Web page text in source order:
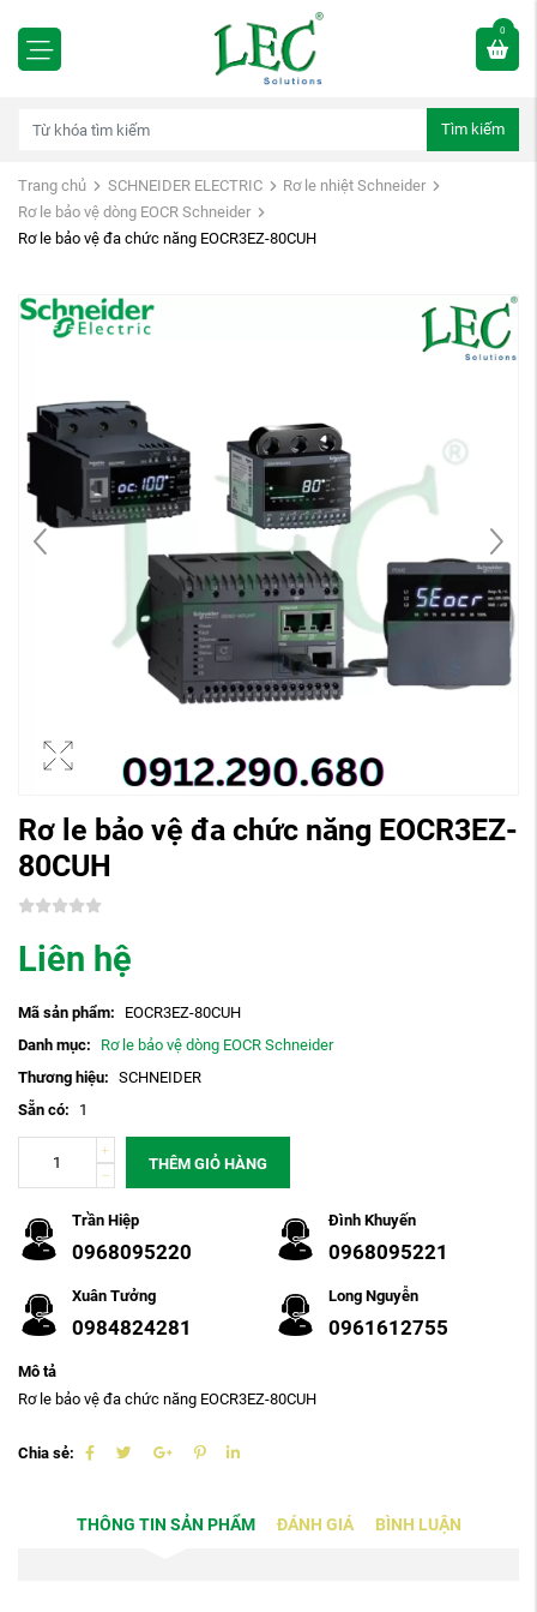
0
Tìm kiếm
Trang chủ SCHNEIDER ELECTRIC
Rơ le nhiệt Schneider
Rơ le bảo vệ dòng EOCR Schneider
Rơ le bảo vệ đa chức năng EOCR3EZ-80CUH
Rơ le bảo vệ đa chức năng EOCR3EZ-
80CUH
Liên hệ
Mã sản phẩm:
EOCR3EZ-80CUH
Danh mục:
Rơ le bảo vệ dòng EOCR Schneider
Thương hiệu: SCHNEIDER
Sẵn có:
1
THÊM GIỎ HÀNG
Trần Hiệp
0968095220
Đình Khuyến
0968095221
Xuân Tưởng
0984824281
Long Nguyễn
0961612755
Mô tả
Rơ le bảo vệ đa chức năng EOCR3EZ-80CUH
Chia sẻ:
THÔNG TIN SẢN PHẨM ĐÁNH GIÁ BÌNH LUẬN